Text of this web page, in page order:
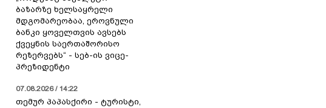
ბაზარზე ხელსაყრელი
მდგომარეობაა, ეროვნული
ბანკი ყოველთვის ავსებს
ქვეყნის საერთაშორისო
რეზერვებს“ - სებ-ის ვიცე-
პრეზიდენტი
07.08.2026 / 14:22
თემურ პაპასქირი - ტურისტი,